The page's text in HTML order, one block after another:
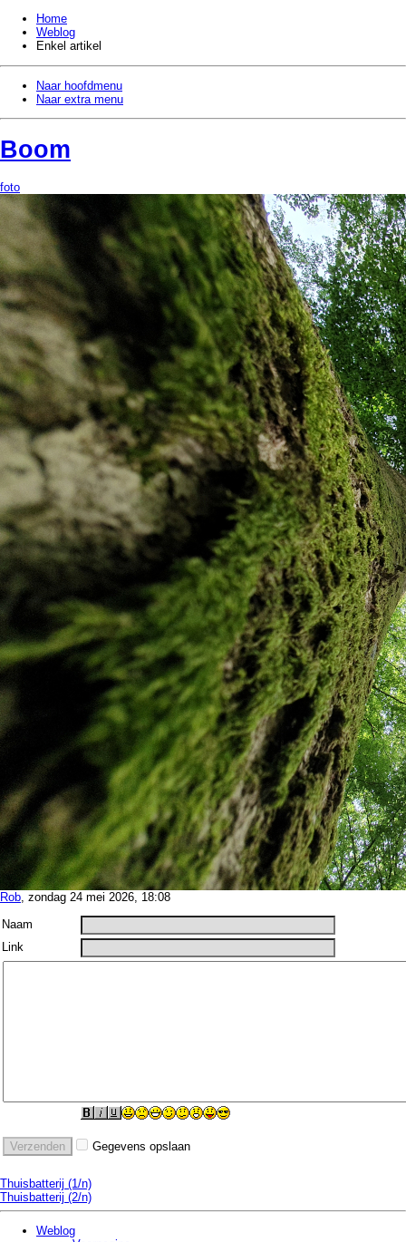
Home
Weblog
Enkel artikel
Naar hoofdmenu
Naar extra menu
Boom
foto
Rob, zondag 24 mei 2026, 18:08
Naam
Link
Gegevens opslaan
Thuisbatterij (1/n)
Thuisbatterij (2/n)
Weblog